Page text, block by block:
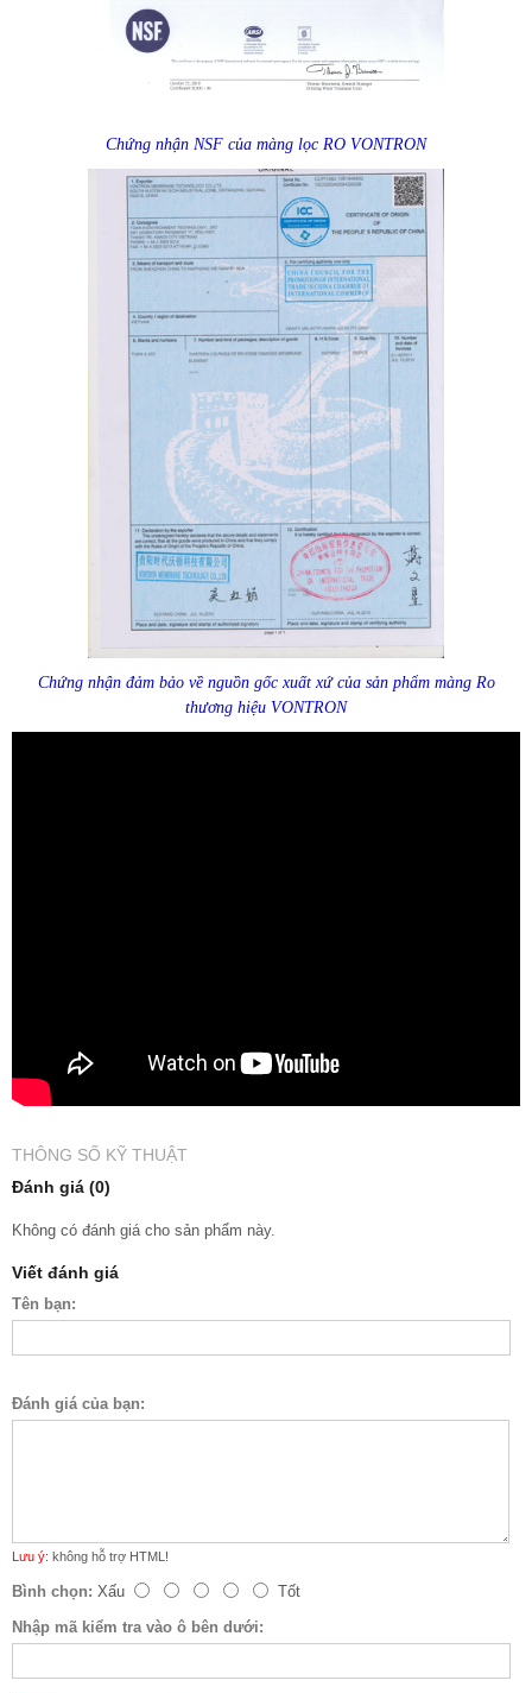
Chứng nhận NSF của màng lọc RO VONTRON
Chứng nhận đảm bảo về nguồn gốc xuất xứ của sản phẩm màng Ro
thương hiệu VONTRON
THÔNG SỐ KỸ THUẬT
Đánh giá (0)
Không có đánh giá cho sản phẩm này.
Viết đánh giá
Tên bạn:
Đánh giá của bạn:
Lưu ý: không hỗ trợ HTML!
Bình chọn: Xấu
Tốt
Nhập mã kiểm tra vào ô bên dưới: